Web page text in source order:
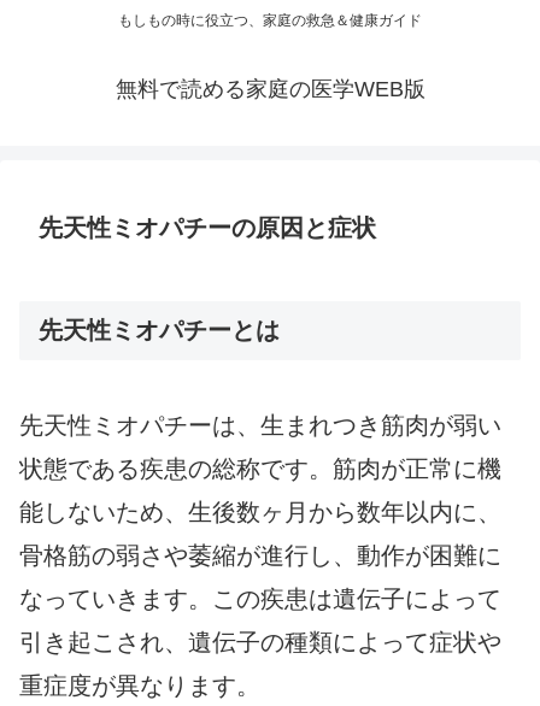
もしもの時に役立つ、家庭の救急＆健康ガイド
無料で読める家庭の医学WEB版
先天性ミオパチーの原因と症状
先天性ミオパチーとは
先天性ミオパチーは、生まれつき筋肉が弱い
状態である疾患の総称です。筋肉が正常に機
能しないため、生後数ヶ月から数年以内に、
骨格筋の弱さや萎縮が進行し、動作が困難に
なっていきます。この疾患は遺伝子によって
引き起こされ、遺伝子の種類によって症状や
重症度が異なります。